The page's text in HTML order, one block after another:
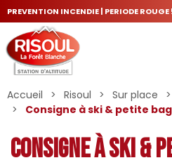
PREVENTION INCENDIE | PERIODE ROUGE !
Accueil > Risoul > Sur place >
>
Consigne à ski & petite
Consigne à ski &